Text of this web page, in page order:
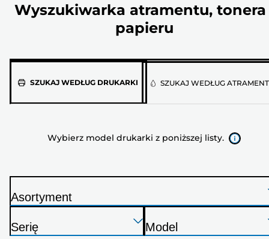
Wyszukiwarka atramentu, tonera
papieru
SZUKAJ WEDŁUG DRUKARKI
Wybierz
poniższej
SZUKAJ WEDŁUG
Wybierz model drukarki z poniższej listy.
Naciśnij
D
Asortyment
Naciśnij
Serię
Naciśnij
Model